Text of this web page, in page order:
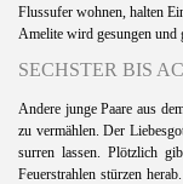
Flussufer wohnen, halten
Amelite wird gesungen und
SECHSTER BIS
Andere junge Paare aus
zu vermählen. Der
surren lassen. Plötzlich
Feuerstrahlen stürzen